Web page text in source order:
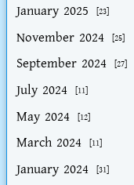
January 2025 [23]
November 2024 [25]
September 2024 [27]
July 2024 [11]
May 2024 [12]
March 2024 [11]
January 2024 [31]